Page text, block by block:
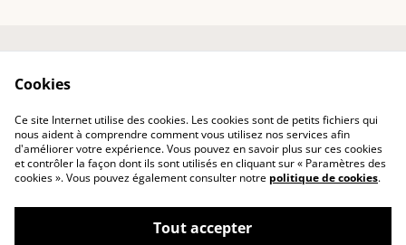
confidentialité
Politique des cookies
Cookies
Ce site Internet utilise des cookies. Les cookies sont de petits fichiers qui
nous aident à comprendre comment vous utilisez nos services afin
d'améliorer votre expérience. Vous pouvez en savoir plus sur ces cookies
et contrôler la façon dont ils sont utilisés en cliquant sur « Paramètres des
cookies ». Vous pouvez également consulter notre politique de cookies.
Tout accepter